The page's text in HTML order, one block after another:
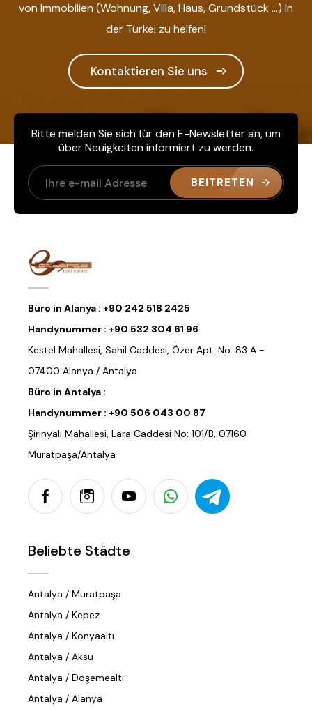
von Immobilien (Wohnung, Villa, Haus, Grundstück ...) in
der Türkei zu helfen!
Kontaktieren Sie uns
Bitte melden Sie sich für den E-Newsletter an, um
über Neuigkeiten informiert zu werden.
BEITRETEN
Büro in Alanya : +90 242 518 2425
Handynummer : +90 532 304 61 96
Kestel Mahallesi, Sahil Caddesi, Özer Apt. No. 83 A -
07400 Alanya / Antalya
Büro in Antalya :
Handynummer : +90 506 043 00 87
Şirinyalı Mahallesi, Lara Caddesi No: 101/B, 07160
Muratpaşa/Antalya
Beliebte Städte
Antalya / Muratpaşa
Antalya / Kepez
Antalya / Konyaaltı
Antalya / Aksu
Antalya / Döşemealtı
Antalya / Alanya